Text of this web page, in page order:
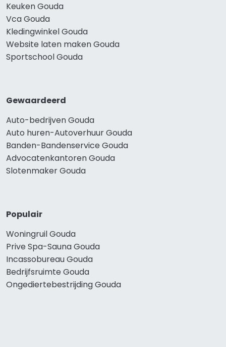
Keuken Gouda
Vca Gouda
Kledingwinkel Gouda
Website laten maken Gouda
Sportschool Gouda
Gewaardeerd
Auto-bedrijven Gouda
Auto huren-Autoverhuur Gouda
Banden-Bandenservice Gouda
Advocatenkantoren Gouda
Slotenmaker Gouda
Populair
Woningruil Gouda
Prive Spa-Sauna Gouda
Incassobureau Gouda
Bedrijfsruimte Gouda
Ongediertebestrijding Gouda